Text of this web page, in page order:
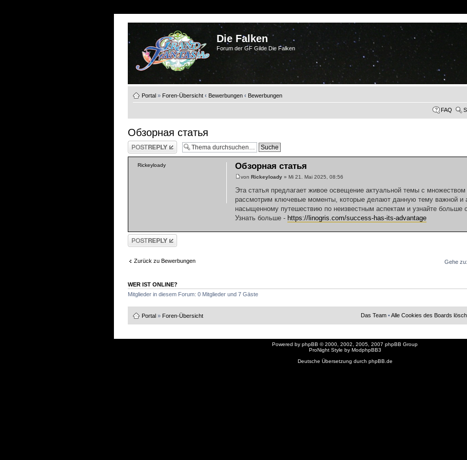
Die Falken
Forum der GF Gilde Die Falken
Portal » Foren-Übersicht ‹ Bewerbungen ‹ Bewerbungen
FAQ
Обзорная статья
Antwort schreiben
Обзорная статья
von Rickeyloady» Mi 21. Mai 2025, 08:56
Эта статья предлагает живое освещение актуальной темы с
рассмотрим ключевые моменты, которые делают данную тему важной и
насыщенному путешествию по неизвестным аспектам и узнайте больше
Узнать больше - https://linogris.com/success-has-its-advantage
Rickeyloady
Antwort schreiben
Zurück zu Bewerbungen Gehe zu:
WER IST ONLINE?
Mitglieder in diesem Forum: 0 Mitglieder und 7 Gäste
Portal » Foren-Übersicht Das Team •Alle Cookies des Boards
Powered by phpBB © 2000, 2002, 2005, 2007 phpBB Group
ProNight Style by ModphpBB3
Deutsche Übersetzung durch phpBB.de